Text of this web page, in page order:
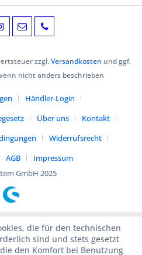
zzgl.Versandkosten und ggf.
nicht anders beschrieben
Händler-Login
Über uns
Kontakt
Widerrufsrecht
AGB
Impressum
GmbH 2025
die für den technischen
sind und stets gesetzt
den Komfort bei Benutzung